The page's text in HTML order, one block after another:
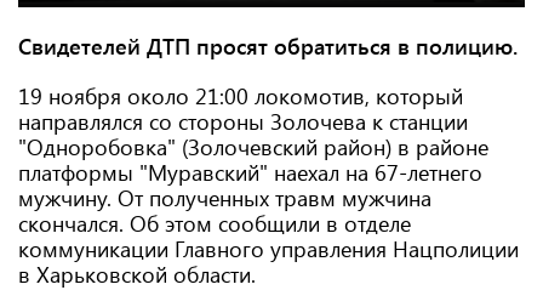
Свидетелей ДТП просят обратиться в полицию.
19 ноября около 21:00 локомотив, который
направлялся со стороны Золочева к станции
"Одноробовка" (Золочевский район) в районе
платформы "Муравский" наехал на 67-летнего
мужчину. От полученных травм мужчина
скончался. Об этом сообщили в отделе
коммуникации Главного управления Нацполиции
в Харьковской области.